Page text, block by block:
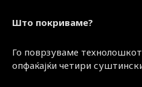
Што покриваме?
Го поврзуваме
опфаќајќи четири